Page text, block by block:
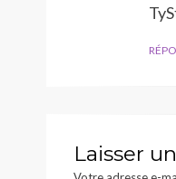
Laisser